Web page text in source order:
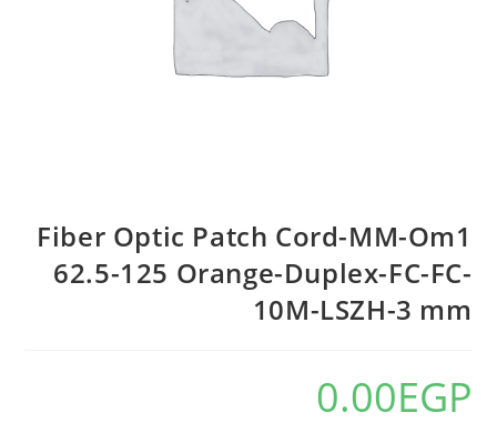
Fiber Optic Patch Cord-MM-Om1
62.5-125 Orange-Duplex-FC-FC-
10M-LSZH-3 mm
0.00EGP